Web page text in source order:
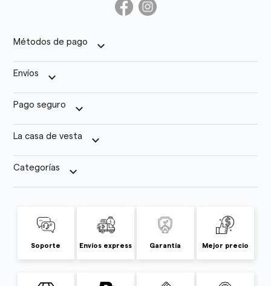
Métodos de pago keyboard_arrow_down
Envíos keyboard_arrow_down
Pago seguro keyboard_arrow_down
La casa de vesta keyboard_arrow_down
Categorías keyboard_arrow_down
Soporte Envíos express Garantía Mejor precio